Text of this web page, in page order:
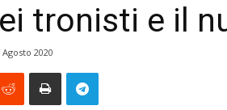
tronisti e il
Agosto 2020